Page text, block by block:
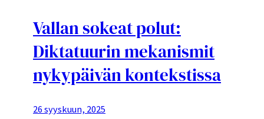
Vallan sokeat polut:
Diktatuurin mekanismit
nykypäivän kontekstissa
26 syyskuun, 2025